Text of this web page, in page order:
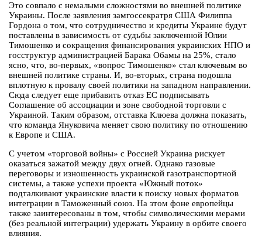
Это совпало с немалыми сложностями во внешней политике
Украины. После заявления замгоссекратря США Филиппа
Гордона о том, что сотрудничество и кредиты Украине будут
поставлены в зависимость от судьбы заключенной Юлии
Тимошенко и сокращения финансирования украинских НПО и
госструктур администрацией Барака Обамы на 25%, стало
ясно, что, во-первых, «вопрос Тимошенко» стал ключевым во
внешней политике страны. И, во-вторых, страна подошла
вплотную к провалу своей политики на западном направлении.
Сюда следует еще прибавить отказ ЕС подписывать
Соглашение об ассоциации и зоне свободной торговли с
Украиной. Таким образом, отставка Клюева должна показать,
что команда Януковича меняет свою политику по отношению
к Европе и США.
С учетом «торговой войны» с Россией Украина рискует
оказаться зажатой между двух огней. Однако газовые
переговоры и изношенность украинской газотранспортной
системы, а также успехи проекта «Южный поток»
подталкивают украинские власти к поиску новых форматов
интеграции в Таможенный союз. На этом фоне европейцы
также заинтересованы в том, чтобы символическими мерами
(без реальной интеграции) удержать Украину в орбите своего
влияния.